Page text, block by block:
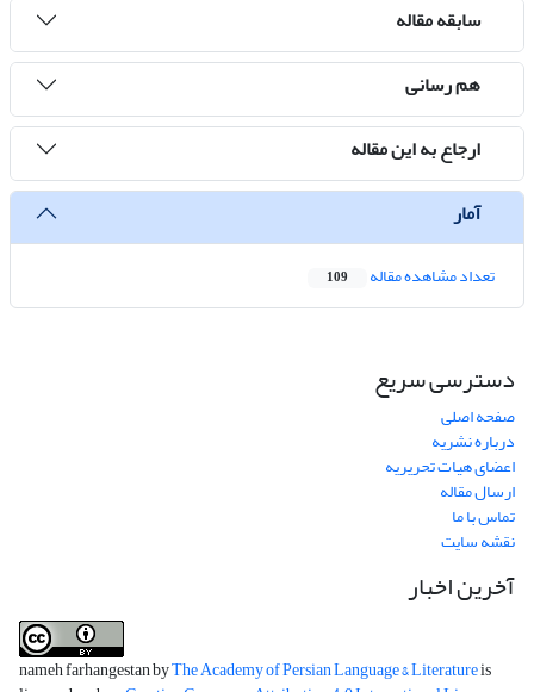
سابقه مقاله
هم رسانی
ارجاع به این مقاله
آمار
تعداد مشاهده مقاله 109
دسترسی سریع
صفحه اصلی
درباره نشریه
اعضای هیات تحریریه
ارسال مقاله
تماس با ما
نقشه سایت
آخرین اخبار
nameh farhangestan byThe Academy of Persian Language & Literatureis